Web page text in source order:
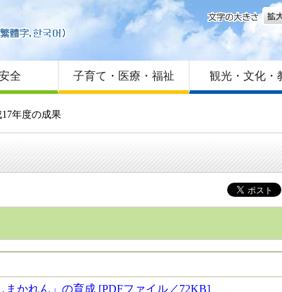
はじめての方へ
Foreign language
サイトマップ
文字
全 子育て・医療・福祉 観光・文化・
年度の成果
まかれん」の育成 [PDFファイル／72KB]